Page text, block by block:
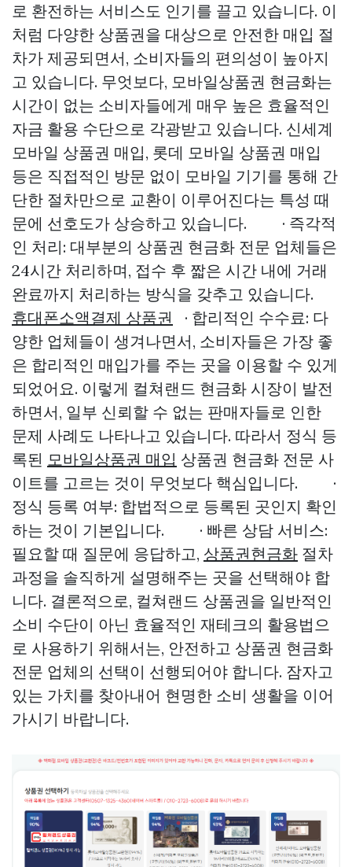
로 환전하는 서비스도 인기를 끌고 있습니다. 이
처럼 다양한 상품권을 대상으로 안전한 매입 절
차가 제공되면서, 소비자들의 편의성이 높아지
고 있습니다. 무엇보다, 모바일상품권 현금화는
시간이 없는 소비자들에게 매우 높은 효율적인
자금 활용 수단으로 각광받고 있습니다. 신세계
모바일 상품권 매입, 롯데 모바일 상품권 매입
등은 직접적인 방문 없이 모바일 기기를 통해 간
단한 절차만으로 교환이 이루어진다는 특성 때
문에 선호도가 상승하고 있습니다. · 즉각적
인 처리: 대부분의 상품권 현금화 전문 업체들은
24시간 처리하며, 접수 후 짧은 시간 내에 거래
완료까지 처리하는 방식을 갖추고 있습니다.
휴대폰소액결제 상품권
· 합리적인 수수료: 다
양한 업체들이 생겨나면서, 소비자들은 가장 좋
은 합리적인 매입가를 주는 곳을 이용할 수 있게
되었어요. 이렇게 컬쳐랜드 현금화 시장이 발전
하면서, 일부 신뢰할 수 없는 판매자들로 인한
문제 사례도 나타나고 있습니다. 따라서 정식 등
록된 모바일상품권 매입 상품권 현금화 전문 사
이트를 고르는 것이 무엇보다 핵심입니다. ·
정식 등록 여부: 합법적으로 등록된 곳인지 확인
하는 것이 기본입니다. · 빠른 상담 서비스:
필요할 때 질문에 응답하고, 상품권현금화 절차
과정을 솔직하게 설명해주는 곳을 선택해야 합
니다. 결론적으로, 컬쳐랜드 상품권을 일반적인
소비 수단이 아닌 효율적인 재테크의 활용법으
로 사용하기 위해서는, 안전하고 상품권 현금화
전문 업체의 선택이 선행되어야 합니다. 잠자고
있는 가치를 찾아내어 현명한 소비 생활을 이어
가시기 바랍니다.